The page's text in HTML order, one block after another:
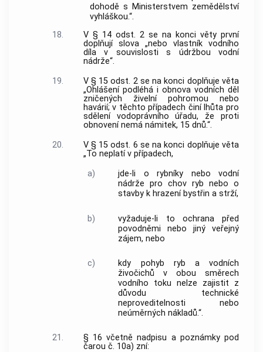
dohodě s Ministerstvem zemědělství
vyhláškou.“.
18.
V § 14 odst. 2 se na konci věty první
doplňují slova „nebo vlastník vodního
díla v souvislosti s údržbou vodní
nádrže“.
19.
V § 15 odst. 2 se na konci doplňuje věta
„Ohlášení podléhá i obnova vodních děl
zničených živelní pohromou nebo
havárií; v těchto případech činí lhůta pro
sdělení vodoprávního úřadu, že proti
obnovení nemá námitek, 15 dnů.“.
20.
V § 15 odst. 6 se na konci doplňuje věta
„To neplatí v případech,
a)
jde-li o rybníky nebo vodní
nádrže pro chov ryb nebo o
stavby k hrazení bystřin a strží,
b)
vyžaduje-li to ochrana před
povodněmi nebo jiný veřejný
zájem, nebo
c)
kdy pohyb ryb a vodních
živočichů v obou směrech
vodního toku nelze zajistit z
důvodu technické
neproveditelnosti nebo
neúměrných nákladů.“.
21.
§ 16 včetně nadpisu a poznámky pod
čarou č. 10a) zní: